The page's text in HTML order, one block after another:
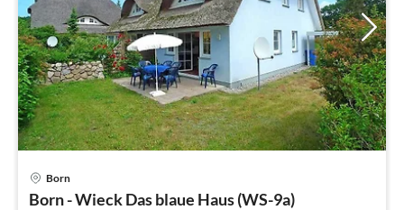
Born
Born - Wieck Das blaue Haus (WS-9a)